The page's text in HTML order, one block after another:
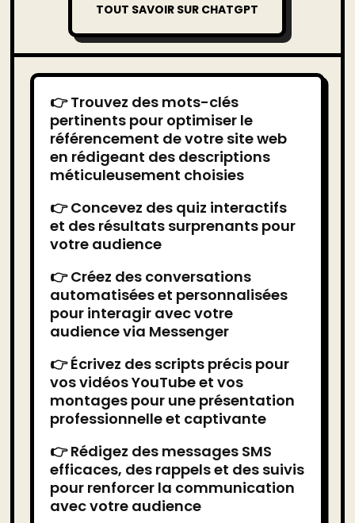
TOUT SAVOIR SUR CHATGPT
👉 Trouvez des mots-clés
pertinents pour optimiser le
référencement de votre site web
en rédigeant des descriptions
méticuleusement choisies
👉 Concevez des quiz interactifs
et des résultats surprenants pour
votre audience
👉 Créez des conversations
automatisées et personnalisées
pour interagir avec votre
audience via Messenger
👉 Écrivez des scripts précis pour
vos vidéos YouTube et vos
montages pour une présentation
professionnelle et captivante
👉 Rédigez des messages SMS
efficaces, des rappels et des suivis
pour renforcer la communication
avec votre audience